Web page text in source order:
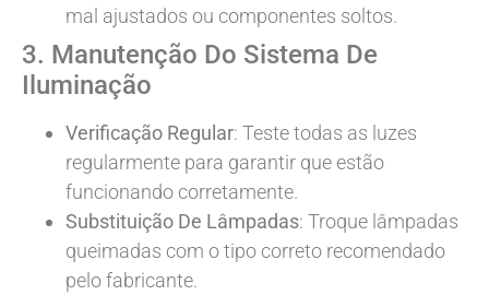
mal ajustados ou componentes soltos.
3. Manutenção Do Sistema De
Iluminação
Verificação Regular: Teste todas as luzes
regularmente para garantir que estão
funcionando corretamente.
Substituição De Lâmpadas: Troque lâmpadas
queimadas com o tipo correto recomendado
pelo fabricante.